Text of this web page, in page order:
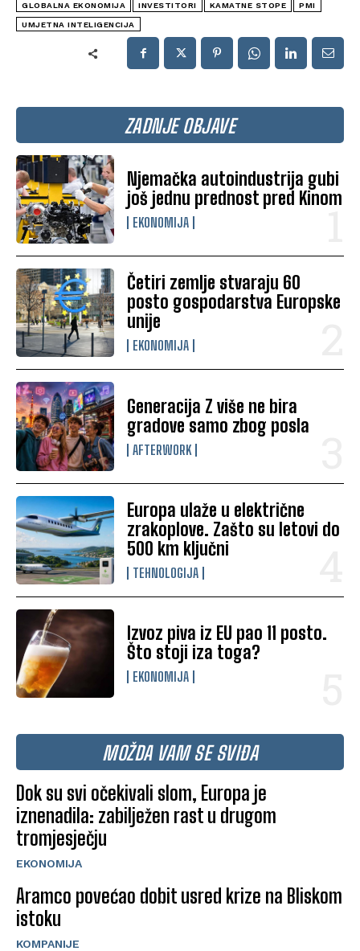
ZADNJE OBJAVE
Njemačka autoindustrija gubi
još jednu prednost pred Kinom
EKONOMIJA
Četiri zemlje stvaraju 60
posto gospodarstva Europske
unije
EKONOMIJA
Generacija Z više ne bira
gradove samo zbog posla
AFTERWORK
Europa ulaže u električne
zrakoplove. Zašto su letovi do
500 km ključni
TEHNOLOGIJA
Izvoz piva iz EU pao 11 posto.
Što stoji iza toga?
EKONOMIJA
MOŽDA VAM SE SVIĐA
Dok su svi očekivali slom, Europa je
iznenadila: zabilježen rast u drugom
tromjesječju
EKONOMIJA
Aramco povećao dobit usred krize na Bliskom
istoku
KOMPANIJE
GLOBALNA EKONOMIJA INVESTITORI KAMATNE STOPE PMI
UMJETNA INTELIGENCIJA